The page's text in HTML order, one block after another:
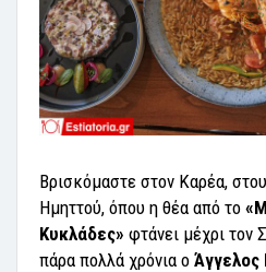
Βρισκόμαστε στον Καρέα,
Ημηττού, όπου η θέα από το
Κυκλάδες» φτάνει μέχρι τον
πάρα πολλά χρόνια ο Άγγελος